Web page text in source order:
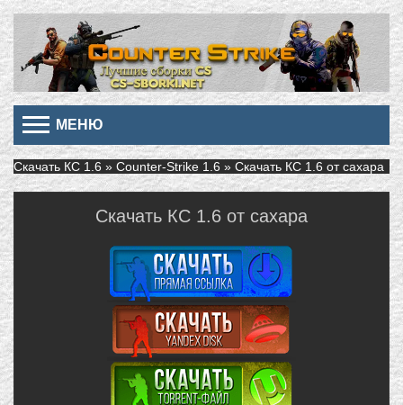
МЕНЮ
Скачать КС 1.6 » Counter-Strike 1.6 » Скачать КС 1.6 от сахара
Скачать КС 1.6 от сахара